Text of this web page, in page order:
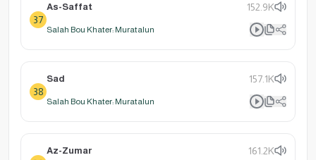
37
As-Saffat 152.9K
Salah Bou Khater: Muratalun
38
Sad 157.1K
Salah Bou Khater: Muratalun
Az-Zumar 161.2K